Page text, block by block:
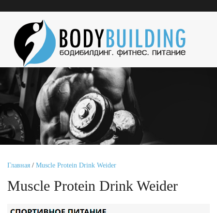
Главная / Muscle Protein Drink Weider
Muscle Protein Drink Weider